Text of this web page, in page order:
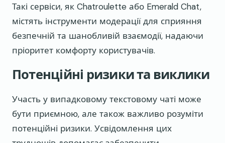
Такі сервіси, як Chatroulette або Emerald Chat,
містять інструменти модерації для сприяння
безпечній та шанобливій взаємодії, надаючи
пріоритет комфорту користувачів.
Потенційні ризики та виклики
Участь у випадковому текстовому чаті може
бути приємною, але також важливо розуміти
потенційні ризики. Усвідомлення цих